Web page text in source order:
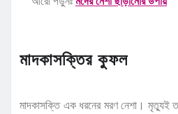
মাদকাসক্তির কুফল
মাদকাসক্তি এক ধরনের মরণ নেশা।